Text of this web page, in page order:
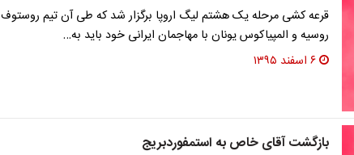
قرعه کشی مرحله یک هشتم لیگ اروپا برگزار شد که طی آن تیم روستوف
روسیه و المپیاکوس یونان با مهاجمان ایرانی خود باید به…
۶ اسفند ۱۳۹۵
بازگشت آقای خاص به استمفوردبریج